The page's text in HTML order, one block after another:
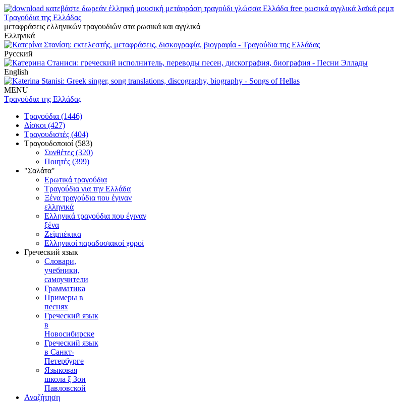
Τραγούδια της Ελλάδας
μεταφράσεις ελληνικών τραγουδιών στα ρωσικά και αγγλικά
Ελληνικά
Русский
English
MENU
Τραγούδια της Ελλάδας
Τραγούδια (1446)
Δίσκοι (427)
Τραγουδιστές (404)
Τραγουδοποιοί (583)
Συνθέτες (320)
Ποιητές (399)
"Σαλάτα"
Ερωτικά τραγούδια
Τραγούδια για την Ελλάδα
Ξένα τραγούδια που έγιναν
ελληνικά
Ελληνικά τραγούδια που έγιναν
ξένα
Ζεϊμπέκικα
Ελληνικοί παραδοσιακοί χοροί
Греческий язык
Словари,
учебники,
самоучители
Грамматика
Примеры в
песнях
Греческий язык
в
Новосибирске
Греческий язык
в Санкт-
Петербурге
Языковая
школа ξ Зои
Павловской
Αναζήτηση